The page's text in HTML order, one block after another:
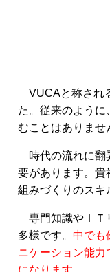
VUCAと称され
た。従来のように
むことはありませ
時代の流れに翻
要があります。貴
組みづくりのスキ
専門知識やＩＴ
多様です。中でも
ニケーション能力
になります。